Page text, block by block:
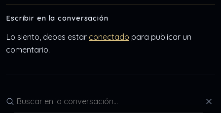
Escribir en la conversación
Lo siento, debes estar conectado para publicar un
comentario.
Buscar en la conversación